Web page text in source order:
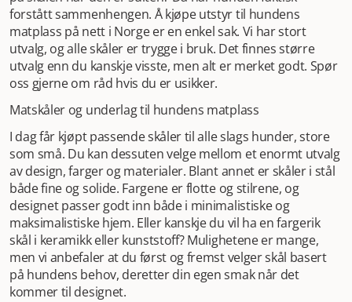
forstått sammenhengen. Å kjøpe utstyr til hundens
matplass på nett i Norge er en enkel sak. Vi har stort
utvalg, og alle skåler er trygge i bruk. Det finnes større
utvalg enn du kanskje visste, men alt er merket godt. Spør
oss gjerne om råd hvis du er usikker.
Matskåler og underlag til hundens matplass
I dag får kjøpt passende skåler til alle slags hunder, store
som små. Du kan dessuten velge mellom et enormt utvalg
av design, farger og materialer. Blant annet er skåler i stål
både fine og solide. Fargene er flotte og stilrene, og
designet passer godt inn både i minimalistiske og
maksimalistiske hjem. Eller kanskje du vil ha en fargerik
skål i keramikk eller kunststoff? Mulighetene er mange,
men vi anbefaler at du først og fremst velger skål basert
på hundens behov, deretter din egen smak når det
kommer til designet.